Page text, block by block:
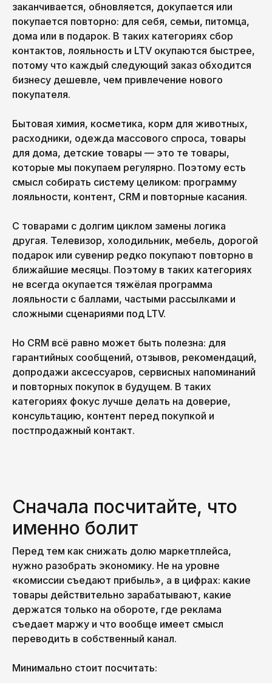
заканчивается, обновляется, докупается или
покупается повторно: для себя, семьи, питомца,
дома или в подарок. В таких категориях сбор
контактов, лояльность и LTV окупаются быстрее,
потому что каждый следующий заказ обходится
бизнесу дешевле, чем привлечение нового
покупателя.
Бытовая химия, косметика, корм для животных,
расходники, одежда массового спроса, товары
для дома, детские товары — это те товары,
которые мы покупаем регулярно. Поэтому есть
смысл собирать систему целиком: программу
лояльности, контент, CRM и повторные касания.
С товарами с долгим циклом замены логика
другая. Телевизор, холодильник, мебель, дорогой
подарок или сувенир редко покупают повторно в
ближайшие месяцы. Поэтому в таких категориях
не всегда окупается тяжёлая программа
лояльности с баллами, частыми рассылками и
сложными сценариями под LTV.
Но CRM всё равно может быть полезна: для
гарантийных сообщений, отзывов, рекомендаций,
допродажи аксессуаров, сервисных напоминаний
и повторных покупок в будущем. В таких
категориях фокус лучше делать на доверие,
консультацию, контент перед покупкой и
постпродажный контакт.
Сначала посчитайте, что
именно болит
Перед тем как снижать долю маркетплейса,
нужно разобрать экономику. Не на уровне
«комиссии съедают прибыль», а в цифрах: какие
товары действительно зарабатывают, какие
держатся только на обороте, где реклама
съедает маржу и что вообще имеет смысл
переводить в собственный канал.
Минимально стоит посчитать: